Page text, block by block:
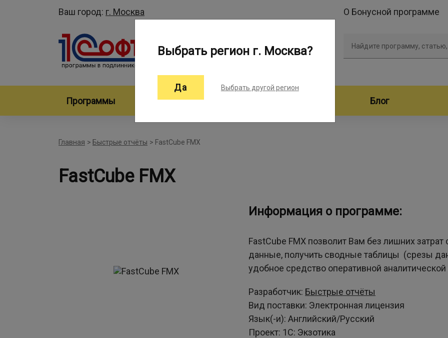
Ваш город: г. Москва О Бонусной программе
Найдите программу,
Программы Производители программ Блог
Главная > Быстрые отчёты > FastCube FMX
FastCube FMX
Информация о программе:
FastCube FMX позволит Вам без лишних
данные, получить сводные таблицы (срезы
удобное средство оперативной
Разработчик: Быстрые отчёты
Вид поставки: Электронная лицензия
Язык(-и): Английский/Русский
Проект: 1С: Экзотика
Выбрать регион г. Москва?
Да Выбрать другой регион